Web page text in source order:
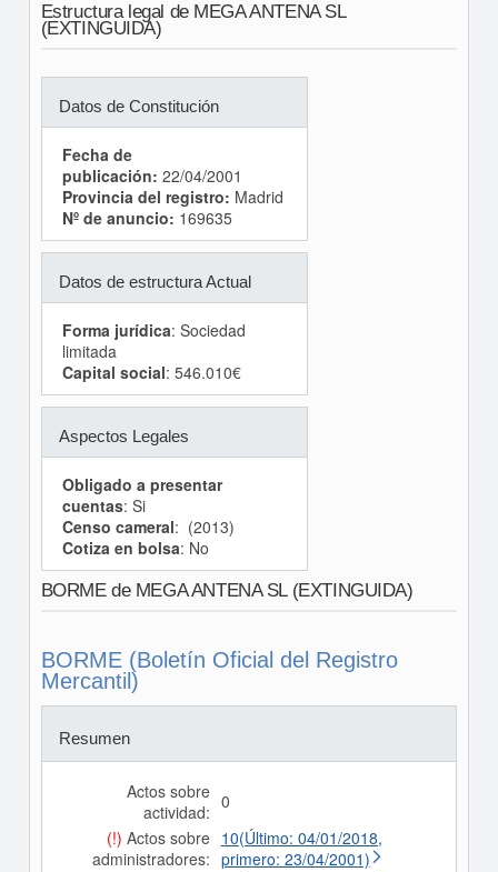
Estructura legal de MEGA ANTENA SL
(EXTINGUIDA)
Datos de Constitución
Fecha de
publicación: 22/04/2001
Provincia del registro: Madrid
Nº de anuncio: 169635
Datos de estructura Actual
Forma jurídica: Sociedad
limitada
Capital social: 546.010€
Aspectos Legales
Obligado a presentar
cuentas: Si
Censo cameral: (2013)
Cotiza en bolsa: No
BORME de MEGA ANTENA SL (EXTINGUIDA)
BORME (Boletín Oficial del Registro
Mercantil)
Resumen
Actos sobre
actividad: 0
(!) Actos sobre
administradores:
10(Último: 04/01/2018,
primero: 23/04/2001)